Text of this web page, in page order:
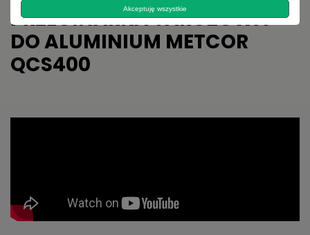
PRZECINARKA TARCZOWA
DO ALUMINIUM METCOR
QCS400
Akceptuję wszystkie